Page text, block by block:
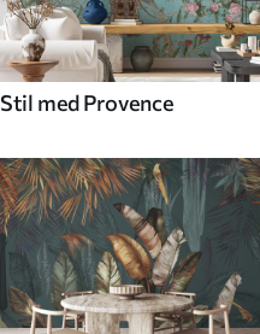
Stil med Provence